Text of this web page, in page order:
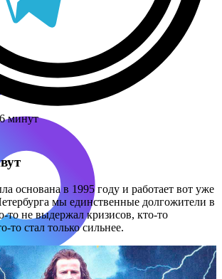
6 минут
основана в 1995 году и работает вот уже
мы единственные долгожители в
то не выдержал кризисов, кто-то
то стал только сильнее.